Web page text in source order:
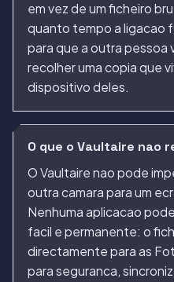
em vez de um ficheiro
quanto tempo a ligacao
para que a outra pessoa
recolher uma copia que
dispositivo deles.
O que o Vaultaire nao
O Vaultaire nao pode
outra camara para um
Nenhuma aplicacao
facil e permanente: o
directamente para as
para seguranca,